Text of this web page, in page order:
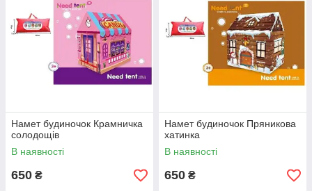
Намет будиночок Крамничка
солодощів
В наявності
650 ₴
Намет будиночок Пряникова
хатинка
В наявності
650 ₴